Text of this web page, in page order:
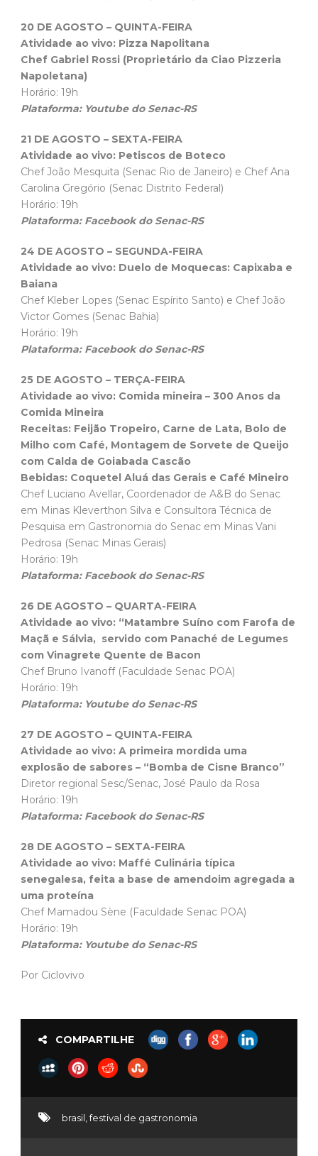
20 DE AGOSTO – QUINTA-FEIRA
Atividade ao vivo: Pizza Napolitana
Chef Gabriel Rossi (Proprietário da Ciao Pizzeria
Napoletana)
Horário: 19h
Plataforma: Youtube do Senac-RS
21 DE AGOSTO – SEXTA-FEIRA
Atividade ao vivo: Petiscos de Boteco
Chef João Mesquita (Senac Rio de Janeiro) e Chef Ana
Carolina Gregório (Senac Distrito Federal)
Horário: 19h
Plataforma: Facebook do Senac-RS
24 DE AGOSTO – SEGUNDA-FEIRA
Atividade ao vivo: Duelo de Moquecas: Capixaba e
Baiana
Chef Kleber Lopes (Senac Espírito Santo) e Chef João
Victor Gomes (Senac Bahia)
Horário: 19h
Plataforma: Facebook do Senac-RS
25 DE AGOSTO – TERÇA-FEIRA
Atividade ao vivo: Comida mineira – 300 Anos da
Comida Mineira
Receitas: Feijão Tropeiro, Carne de Lata, Bolo de
Milho com Café, Montagem de Sorvete de Queijo
com Calda de Goiabada Cascão
Bebidas: Coquetel Aluá das Gerais e Café Mineiro
Chef Luciano Avellar, Coordenador de A&B do Senac
em Minas Kleverthon Silva e Consultora Técnica de
Pesquisa em Gastronomia do Senac em Minas Vani
Pedrosa (Senac Minas Gerais)
Horário: 19h
Plataforma: Facebook do Senac-RS
26 DE AGOSTO – QUARTA-FEIRA
Atividade ao vivo: “Matambre Suíno com Farofa de
Maçã e Sálvia, servido com Panaché de Legumes
com Vinagrete Quente de Bacon
Chef Bruno Ivanoff (Faculdade Senac POA)
Horário: 19h
Plataforma: Youtube do Senac-RS
27 DE AGOSTO – QUINTA-FEIRA
Atividade ao vivo: A primeira mordida uma
explosão de sabores – “Bomba de Cisne Branco”
Diretor regional Sesc/Senac, José Paulo da Rosa
Horário: 19h
Plataforma: Facebook do Senac-RS
28 DE AGOSTO – SEXTA-FEIRA
Atividade ao vivo: Maffé Culinária típica
senegalesa, feita a base de amendoim agregada a
uma proteína
Chef Mamadou Sène (Faculdade Senac POA)
Horário: 19h
Plataforma: Youtube do Senac-RS
Por Ciclovivo
COMPARTILHE
brasil festival de gastronomia